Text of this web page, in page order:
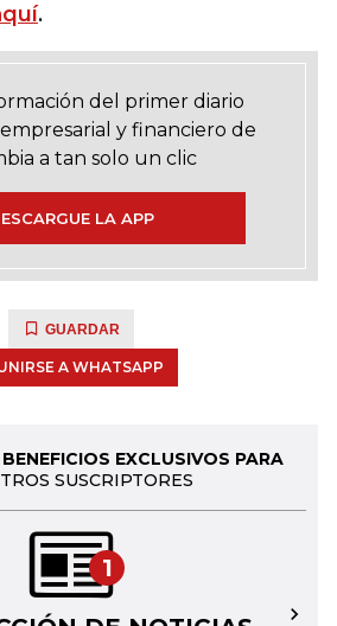
.
del primer diario
y financiero de
a tan solo un clic
LA APP
GUARDAR
A WHATSAPP
EXCLUSIVOS PARA
SUSCRIPTORES
1